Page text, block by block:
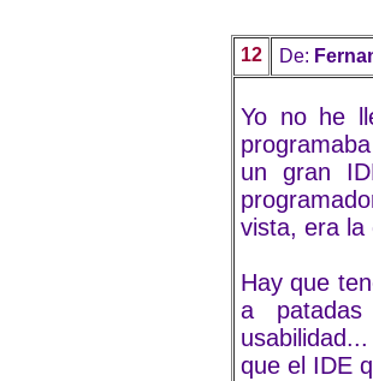
12 De:
Yo no he
un gran
vista, era la
Hay que
a
que el IDE